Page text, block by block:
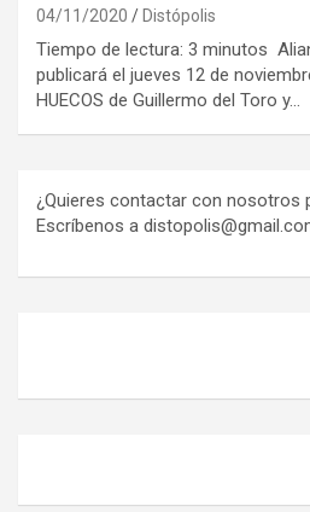
04/11/2020 Distópolis
Tiempo de lectura: 3 minutos
publicará el jueves 12 de
HUECOS de Guillermo del Toro y…
¿Quieres contactar con nosotros
Escríbenos a